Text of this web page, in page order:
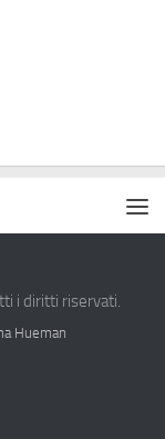
i diritti riservati.
Hueman